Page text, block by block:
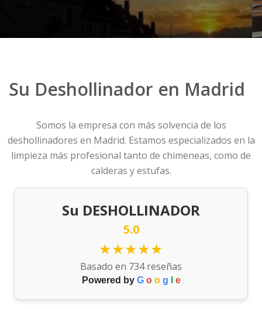
Su Deshollinador en Madrid
Somos la empresa con más solvencia de los
deshollinadores en Madrid. Estamos especializados en la
limpieza más profesional tanto de chimeneas, como de
calderas y estufas.
Su DESHOLLINADOR
5.0
★★★★★
Basado en 734 reseñas
Powered by G o o g e